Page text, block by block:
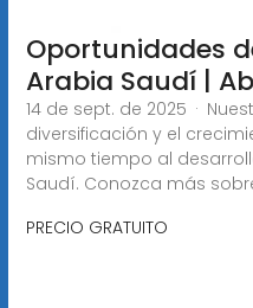
Oportunidades
Arabia Saudí |
14 de sept. de 2025 ·
diversificación y el
mismo tiempo al
Saudí. Conozca más
PRECIO GRATUITO